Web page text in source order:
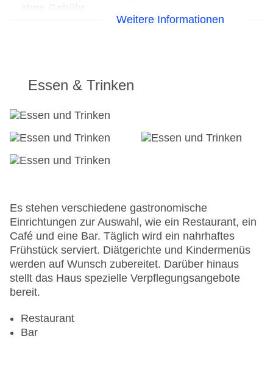
Parkmöglichkeiten: Parkplatz (nach
Zimmer: 119
Landeskategorie: 3 Sterne
Weitere Informationen
Essen & Trinken
Es stehen verschiedene gastronomische
Einrichtungen zur Auswahl, wie ein Restaurant, ein
Café und eine Bar. Täglich wird ein nahrhaftes
Frühstück serviert. Diätgerichte und Kindermenüs
werden auf Wunsch zubereitet. Darüber hinaus
stellt das Haus spezielle Verpflegungsangebote
bereit.
Restaurant
Bar